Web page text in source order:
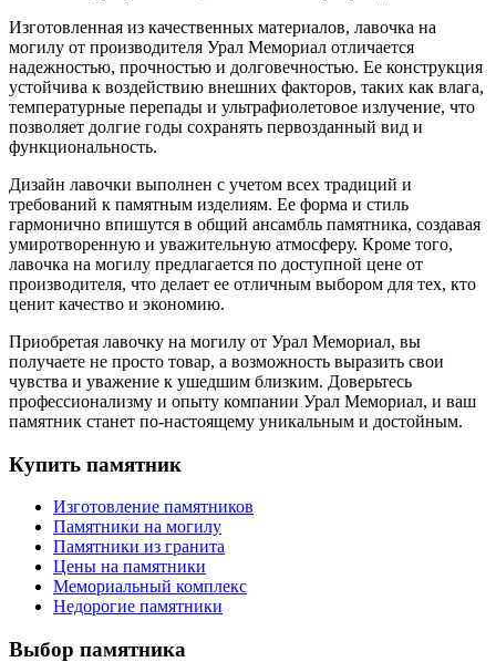
Изготовленная из качественных материалов, лавочка на
могилу от производителя Урал Мемориал отличается
надежностью, прочностью и долговечностью. Ее конструкция
устойчива к воздействию внешних факторов, таких как влага,
температурные перепады и ультрафиолетовое излучение, что
позволяет долгие годы сохранять первозданный вид и
функциональность.
Дизайн лавочки выполнен с учетом всех традиций и
требований к памятным изделиям. Ее форма и стиль
гармонично впишутся в общий ансамбль памятника, создавая
умиротворенную и уважительную атмосферу. Кроме того,
лавочка на могилу предлагается по доступной цене от
производителя, что делает ее отличным выбором для тех, кто
ценит качество и экономию.
Приобретая лавочку на могилу от Урал Мемориал, вы
получаете не просто товар, а возможность выразить свои
чувства и уважение к ушедшим близким. Доверьтесь
профессионализму и опыту компании Урал Мемориал, и ваш
памятник станет по-настоящему уникальным и достойным.
Купить памятник
Изготовление памятников
Памятники на могилу
Памятники из гранита
Цены на памятники
Мемориальный комплекс
Недорогие памятники
Выбор памятника